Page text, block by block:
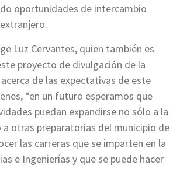
oportunidades de intercambio
Luz Cervantes, quien también es
proyecto de divulgación de la
de las expectativas de este
“en un futuro esperamos que
puedan expandirse no sólo a la
a otras preparatorias del municipio de
las carreras que se imparten en la
e Ingenierías y que se puede hacer